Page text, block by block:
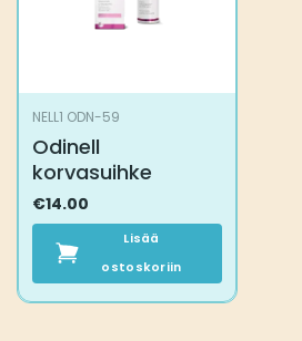
NELL1 ODN-59
Odinell
korvasuihke
€14.00
Lisää
ostoskoriin